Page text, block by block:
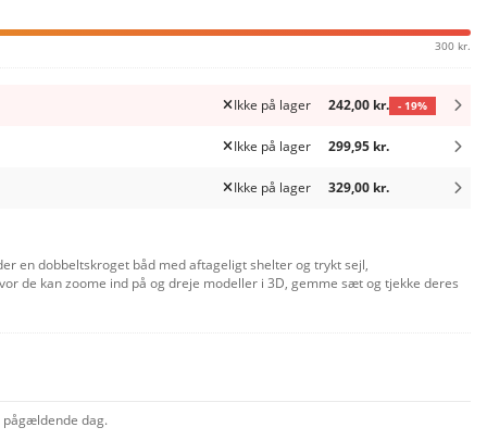
300 kr.
Ikke på lager 242,00 kr. - 19%
Ikke på lager 299,95 kr.
Ikke på lager 329,00 kr.
en dobbeltskroget båd med aftageligt shelter og trykt sejl,
de kan zoome ind på og dreje modeller i 3D, gemme sæt og tjekke deres
dag.